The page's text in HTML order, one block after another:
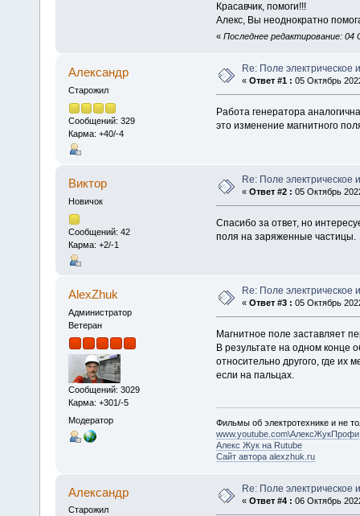
Красавчик, помоги!!!
Алекс, Вы неоднократно
« Последнее редактирование:
Алексaндр
Старожил
Сообщений: 329
Карма: +40/-4
Re: Поле электрическое
« Ответ #1 : 05 Октябрь
Работа генератора
это изменение магнитного
Виктор
Новичок
Сообщений: 42
Карма: +2/-1
Re: Поле электрическое
« Ответ #2 : 05 Октябрь
Спасибо за ответ, но
поля на заряженные частицы.
AlexZhuk
Администратор
Ветеран
Сообщений: 3029
Карма: +301/-5
Модератор
Re: Поле электрическое
« Ответ #3 : 05 Октябрь
Магнитное поле заставляет
В результате на одном конце
относительно другого, где их
если на пальцах.
Фильмы об электротехнике и не
www.youtube.com\АлексЖукПрофи
Алекс Жук на Rutube
Сайт автора alexzhuk.ru
Алексaндр
Старожил
Re: Поле электрическое
« Ответ #4 : 06 Октябрь